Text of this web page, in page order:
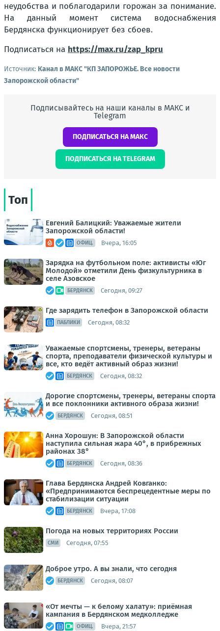
неудобства и поблагодарили горожан за понимание.
На данный момент система водоснабжения
Бердянска функционирует без сбоев.
Подписаться на https://max.ru/zap_kpru
Источник: Канал в МАКС "КП ЗАПОРОЖЬЕ. Все новости
Запорожской области"
Подписывайтесь на наши каналы в МАКС и
Telegram
ПОДПИСАТЬСЯ НА МАКС
ПОДПИСАТЬСЯ НА TELEGRAM
Топ
Евгений Балицкий: Уважаемые жители
Запорожской области!
ОФИЦ. Вчера, 16:05
Зарядка на футбольном поле: активисты «Юг
Молодой» отметили День физкультурника в
селе Азовское
БЕРДЯНСК Сегодня, 09:27
Где зарядить телефон в Запорожской области
ПАБЛИКИ Сегодня, 08:32
Уважаемые спортсмены, тренеры, ветераны
спорта, преподаватели физической культуры и
все, кто ведёт активный образ жизни!
БЕРДЯНСК Сегодня, 08:32
Дорогие спортсмены, тренеры, ветераны спорта
и все поклонники активного образа жизни!
БЕРДЯНСК Сегодня, 08:51
Анна Хорошун: В Запорожской области
наступила сильная жара 40°, в прибрежных
районах 38°
БЕРДЯНСК Сегодня, 08:36
Глава Бердянска Андрей Ковганко:
«Предпринимаются беспрецедентные меры по
стабилизации ситуации
БЕРДЯНСК Вчера, 17:08
Погода на новых территориях России
СМИ Сегодня, 07:55
Доброе утро. А вы знали, что сегодня
БЕРДЯНСК Сегодня, 08:07
«От мечты — к белому халату»: приёмная
кампания в Бердянском медколледже
ОФИЦ. Вчера, 21:57